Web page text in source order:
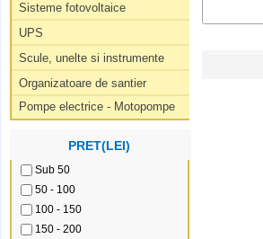
Sisteme fotovoltaice
UPS
Scule, unelte si instrumente
Organizatoare de santier
Pompe electrice - Motopompe
PRET(LEI)
Sub 50
50 - 100
100 - 150
150 - 200